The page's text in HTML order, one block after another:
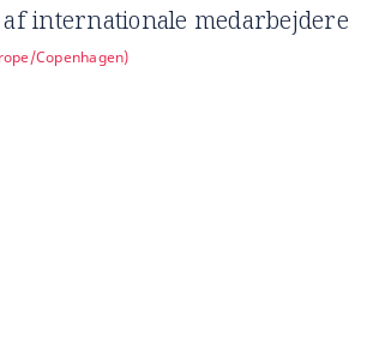
internationale medarbejdere
Copenhagen)